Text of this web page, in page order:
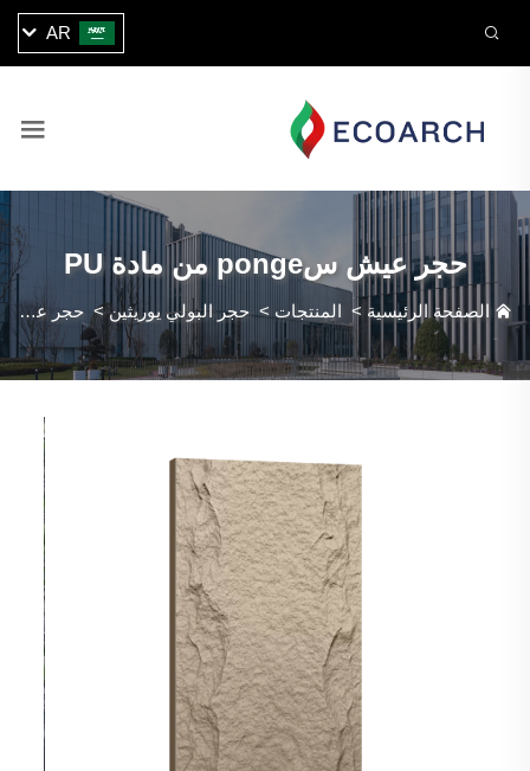
AR
حجر عيش سponge من مادة PU
الصفحة الرئيسية > المنتجات >حجر البولي يوريثين> حجر عيش سponge من مادة PU